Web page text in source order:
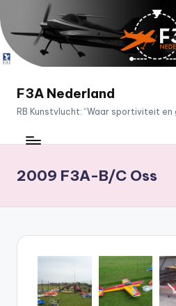
Ga
naar
de
F3A Nederland
RB Kunstvlucht: “Waar sportiviteit en
2009 F3A-B/C Oss